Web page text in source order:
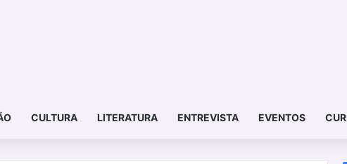
CULTURA LITERATURA ENTREVISTA EVENTOS